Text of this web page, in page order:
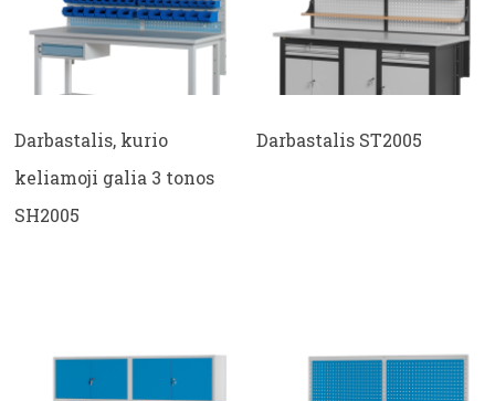
Darbastalis, kurio
keliamoji galia 3 tonos
SH2005
Darbastalis ST2005